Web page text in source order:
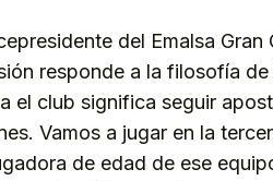
del Emalsa
responde a la filosofía
el club significa seguir
Vamos a jugar en la
de edad de ese